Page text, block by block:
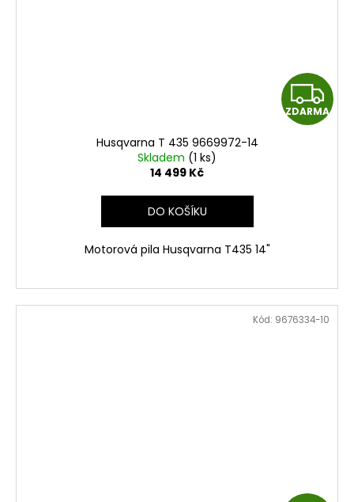
Z
D
ZDARMA
Husqvarna T 435 9669972-14
Skladem (1 ks)
14 499 Kč
DO KOŠÍKU
Motorová pila Husqvarna T435 14"
Kód: 9676334-10